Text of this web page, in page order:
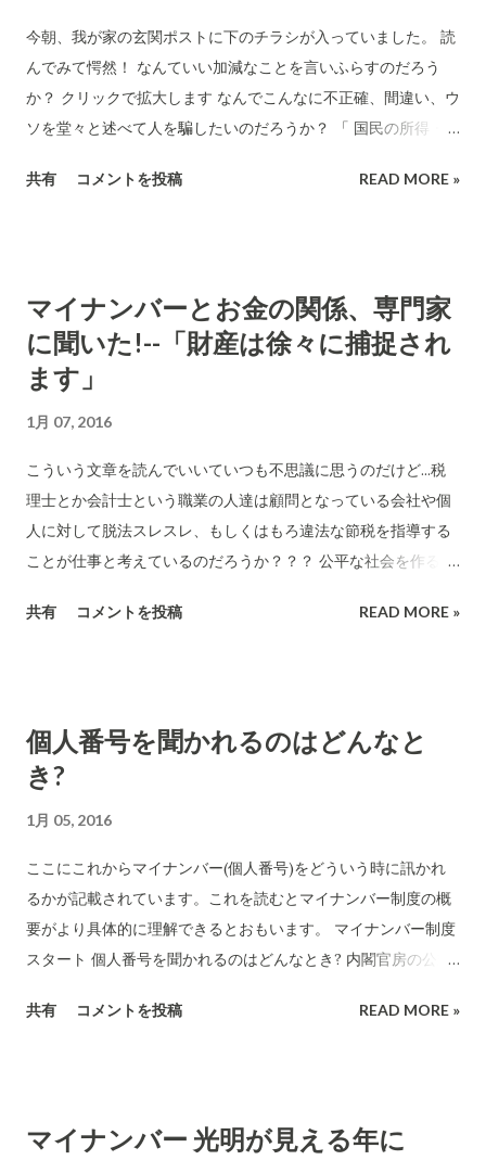
今朝、我が家の玄関ポストに下のチラシが入っていました。 読
んでみて愕然！ なんていい加減なことを言いふらすのだろう
か？ クリックで拡大します なんでこんなに不正確、間違い、ウ
ソを堂々と述べて人を騙したいのだろうか？ 「 国民の所得・資
実施・管理したい政府と」 ↑この行為が何故いけないことにな
不正に税負担を逃れる現在の制度を肯定するこの主張はどうい
うことだろうか？マイナンバー制度は真に平等な社会をつくり
上げるために必要な制度なのです。この制度なければ、現在の
チャンスにしたい大企業」というのは、呆れてモノが言えな
い。大企業は「悪者」としておくと票が入るんだろうか？マイ
ナンバーをビジネスチャンスにしち企業は中小でも自由にでき
るのが日本ですよ。これからそういう中小企業がたくさん出て
くるんですよ。この紋切型の表現、もう数十年まえに死んだと
カの制度を日本がそのまま採用しているような表現を「決めつ
のまま起こるように決めつけて書く意図的な操作の背景に何が
あるんだろうか... アメリカでは確かになりすましなどの事故が
起こっているけど、SSNを廃止するなどどこからもそんな意見
は上がっていないのです。SSNが必要なのです。デメリットよ
りメリットが遥かに大きいからなのです。ちょっとした欠点や
デメリットがあるから「大きなメリットを捨ててしまえ」とい
うこの主張はトンデモです。 私のこのブログで何度も解説して
いますが、マイナンバーが他者に知られてもそれは個人情報が
い制度を日本は作ったのです。こんなにウソを並べ立てる町議
共有 コメントを投稿 READ MORE »
マイナンバーとお金の関係、専門家
に聞いた!--「財産は徐々に捕捉され
ます」
1月 07, 2016
こういう文章を読んでいいていつも不思議に思うのだけど...税
理士とか会計士という職業の人達は顧問となっている会社や個
人に対して脱法スレスレ、もしくはもろ違法な節税を指導する
ことが仕事と考えているのだろうか？？？ 公平な社会を作るこ
進し早期にその社会をつくり上げることに努力すべきのはずだ
になるかがこのリンクで説明されています。当然、日本のよう
な民主主義国家ではあるべき姿でしょう。 先般、こういう制度
の感覚が違います。私などはエストニアのような国に早期にな
ってほしいと強く感じました。 国民の収入は全て国が自動的に
デジタルデータとして把握できる仕組みが出てきているので、
税の計算はコンピュータが自動的にやります。還付も自動的に
やってくれます。 税理士という仕事は存在しません。(優秀な頭
ではなく日本国の進展に役立つより創造的な職業に移行しても
膨大な仕事が不合理な人間作業で行われています。それだけ税
共有 コメントを投稿 READ MORE »
個人番号を聞かれるのはどんなと
き?
1月 05, 2016
ここにこれからマイナンバー(個人番号)をどういう時に訊かれ
るかが記載されています。これを読むとマイナンバー制度の概
要がより具体的に理解できるとおもいます。 マイナンバー制度
スタート 個人番号を聞かれるのはどんなとき? 内閣官房の公式
共有 コメントを投稿 READ MORE »
マイナンバー 光明が見える年に